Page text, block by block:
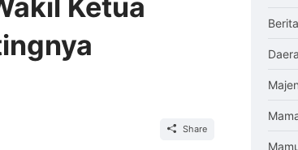
Ketua
Share
Berita